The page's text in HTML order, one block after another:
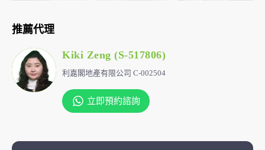
推薦代理
Kiki Zeng (S-517806)
利嘉閣地產有限公司 C-002504
立即預約諮詢